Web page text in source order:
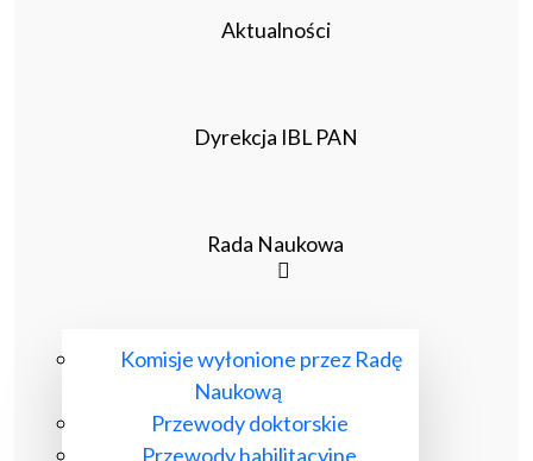
Aktualności
Dyrekcja IBL PAN
Rada Naukowa
Komisje wyłonione przez Radę
Naukową
Przewody doktorskie
Przewody habilitacyjne